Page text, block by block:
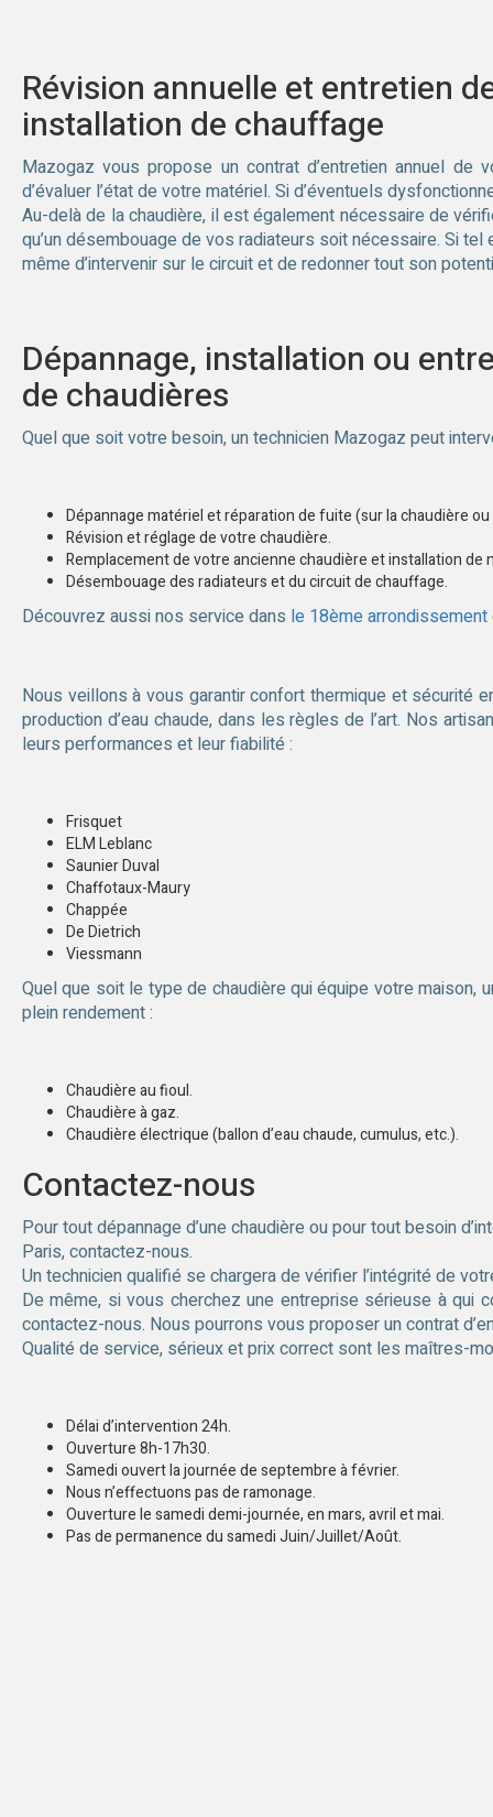
Révision annuelle et entretien
installation de chauffage
Mazogaz vous propose un contrat d’entretien annuel de
d’évaluer l’état de votre matériel. Si d’éventuels
Au-delà de la chaudière, il est également nécessaire de
qu’un désembouage de vos radiateurs soit nécessaire. Si
même d’intervenir sur le circuit et de redonner tout son
Dépannage, installation ou
de chaudières
Quel que soit votre besoin, un technicien Mazogaz peut
Dépannage matériel et réparation de fuite (sur la chaudière
Révision et réglage de votre chaudière.
Remplacement de votre ancienne chaudière et installation de
Désembouage des radiateurs et du circuit de chauffage.
Découvrez aussi nos service dans le 18ème arrondissement
Nous veillons à vous garantir confort thermique et sécurité
production d’eau chaude, dans les règles de l’art. Nos
leurs performances et leur fiabilité :
Frisquet
ELM Leblanc
Saunier Duval
Chaffotaux-Maury
Chappée
De Dietrich
Viessmann
Quel que soit le type de chaudière qui équipe votre maison,
plein rendement :
Chaudière au fioul.
Chaudière à gaz.
Chaudière électrique (ballon d’eau chaude, cumulus, etc.).
Contactez-nous
Pour tout dépannage d’une chaudière ou pour tout besoin
Paris, contactez-nous.
Un technicien qualifié se chargera de vérifier l’intégrité de
De même, si vous cherchez une entreprise sérieuse à qui
contactez-nous. Nous pourrons vous proposer un contrat
Qualité de service, sérieux et prix correct sont les maîtres-
Délai d’intervention 24h.
Ouverture 8h-17h30.
Samedi ouvert la journée de septembre à février.
Nous n’effectuons pas de ramonage.
Ouverture le samedi demi-journée, en mars, avril et mai.
Pas de permanence du samedi Juin/Juillet/Août.